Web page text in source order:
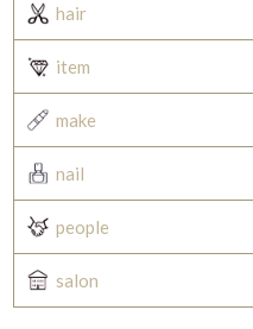
hair
item
make
nail
people
salon